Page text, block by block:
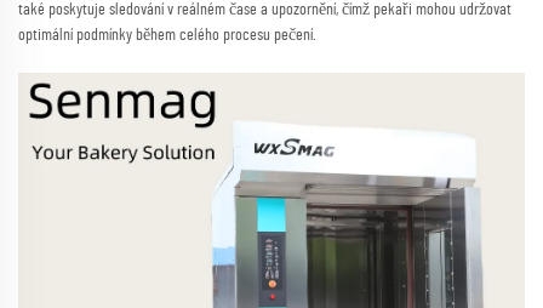
také poskytuje sledování v reálném čase a upozornění, čímž pekaři mohou udržovat
optimální podmínky během celého procesu pečení.